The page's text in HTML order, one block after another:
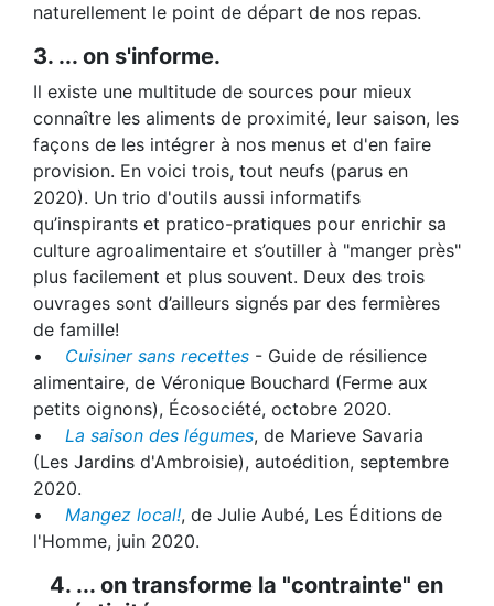
naturellement le point de départ de nos repas.
3. ... on s'informe.
Il existe une multitude de sources pour mieux
connaître les aliments de proximité, leur saison, les
façons de les intégrer à nos menus et d'en faire
provision. En voici trois, tout neufs (parus en
2020). Un trio d'outils aussi informatifs
qu’inspirants et pratico-pratiques pour enrichir sa
culture agroalimentaire et s’outiller à "manger près"
plus facilement et plus souvent. Deux des trois
ouvrages sont d’ailleurs signés par des fermières
de famille!
• Cuisiner sans recettes - Guide de résilience
alimentaire, de Véronique Bouchard (Ferme aux
petits oignons), Écosociété, octobre 2020.
• La saison des légumes, de Marieve Savaria
(Les Jardins d'Ambroisie), autoédition, septembre
2020.
• Mangez local!, de Julie Aubé, Les Éditions de
l'Homme, juin 2020.
4. ... on transforme la "contrainte" en